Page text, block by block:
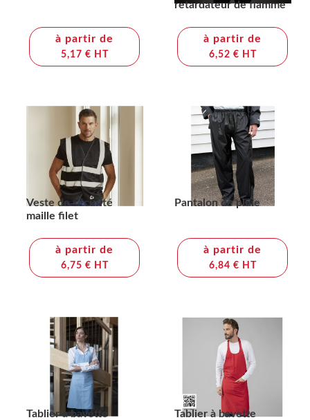
à partir de
5,17 € HT
retardateur de flamme
à partir de
6,52 € HT
Veste de sécurité
maille filet
à partir de
6,75 € HT
Pantalon de pluie
à partir de
6,84 € HT
Tablier à bavette
Tablier à bavette